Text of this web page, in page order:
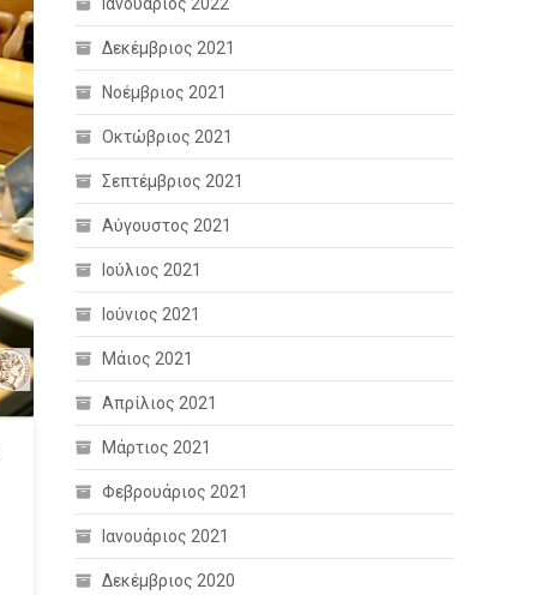
Ιανουάριος 2022
Δεκέμβριος 2021
Νοέμβριος 2021
Οκτώβριος 2021
Σεπτέμβριος 2021
Αύγουστος 2021
Ιούλιος 2021
Ιούνιος 2021
Μάιος 2021
Απρίλιος 2021
Μάρτιος 2021
Φεβρουάριος 2021
Ιανουάριος 2021
Δεκέμβριος 2020